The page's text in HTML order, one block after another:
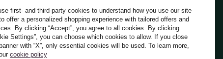
Italiano
first- and third-party cookies to understand how you use our site
offer a personalized shopping experience with tailored offers and
By clicking “Accept”, you agree to all cookies. By clicking
Settings”, you can choose which cookies to allow. If you close
with “X”, only essential cookies will be used. To learn more,
cookie policy